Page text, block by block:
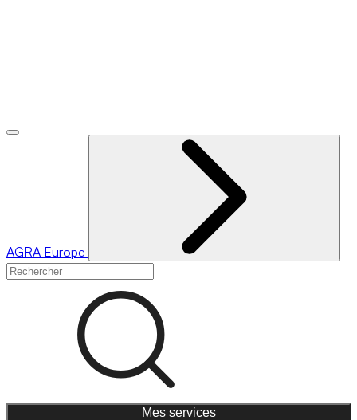
AGRA Europe
Mes services